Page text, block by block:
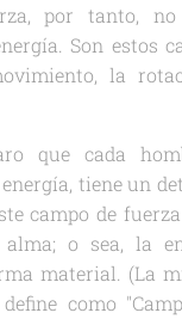
por tanto,
Son estos
la
que cada
tiene un
campo de
o sea, la
material. (La
como